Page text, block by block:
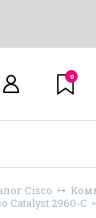
0
Cisco
Catalyst 2960-C